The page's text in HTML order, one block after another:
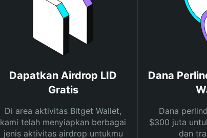
Dapatkan Airdrop LID
Gratis
Di area aktivitas Bitget Wallet,
kami telah menyiapkan berbagai
jenis aktivitas airdrop untukmu
Dana
Dana
$300 juta
dan